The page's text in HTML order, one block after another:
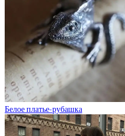
Белое платье-рубашка